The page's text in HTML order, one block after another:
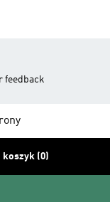
feedback
koszyk (0)